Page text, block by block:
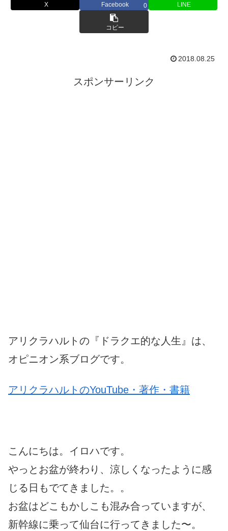
X Facebook 0 LINE
コピー
2018.08.25
スポンサーリンク
アリクラハルトの『ドラクエ的な人生』は、
オピニオン系ブログです。
アリクラハルトのYouTube・著作・書籍
こんにちは。イロハです。
やっとお盆が終わり、涼しくなったように感
じる日もでてきました。。
お盆はどこもかしこも混み合っていますが、
新幹線に乗って仙台に行ってきました〜。